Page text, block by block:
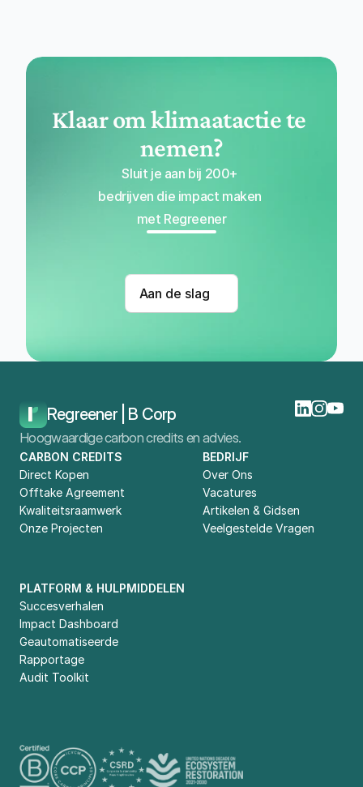
Klaar om klimaatactie te
nemen?
Sluit je aan bij 200+
bedrijven die impact maken
met Regreener
Aan de slag
Regreener | B Corp
Hoogwaardige carbon credits en advies.
CARBON CREDITS
Direct Kopen
Offtake Agreement
Kwaliteitsraamwerk
Onze Projecten
PLATFORM & HULPMIDDELEN
Succesverhalen
Impact Dashboard
Geautomatiseerde
Rapportage
Audit Toolkit
BEDRIJF
Over Ons
Vacatures
Artikelen & Gidsen
Veelgestelde Vragen